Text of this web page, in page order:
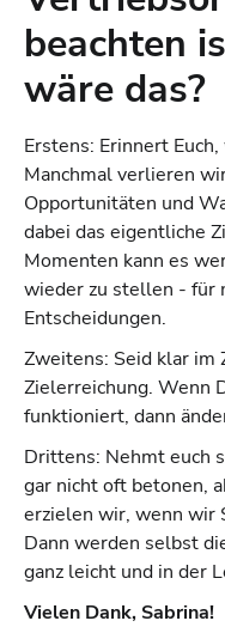
beachten
wäre das?
Erstens: Erinnert
Manchmal verlieren
Opportunitäten und
dabei das eigentliche
Momenten kann es
wieder zu stellen - für
Entscheidungen.
Zweitens: Seid klar im
Zielerreichung. Wenn
funktioniert, dann
Drittens: Nehmt euch
gar nicht oft betonen,
erzielen wir, wenn wir
Dann werden selbst
ganz leicht und in der
Vielen Dank, Sabrina!